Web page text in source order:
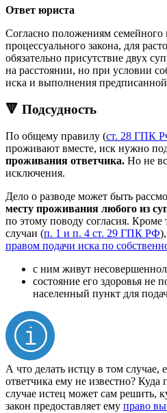
Ответ юриста
Согласно положениям семейного
процессуального закона, для
обязательно присутствие двух
на расстоянии, но при условии
иска и выполнения
🔻 Подсудность
По общему правилу (ст. 28 ГПК
проживают вместе, иск нужно
проживания ответчика. Но не
исключения.
Дело о разводе может быть
месту проживания любого из
по этому поводу согласия. Кроме
случаи (п. 1 и п. 4 ст. 29 ГПК РФ
правом подачи иска по
с ним живут
состояние его здоровья не
населенный пункт для
А что делать истцу в том случае,
ответчика ему не известно? Куда
случае истец может сам решить,
закон предоставляет ему право